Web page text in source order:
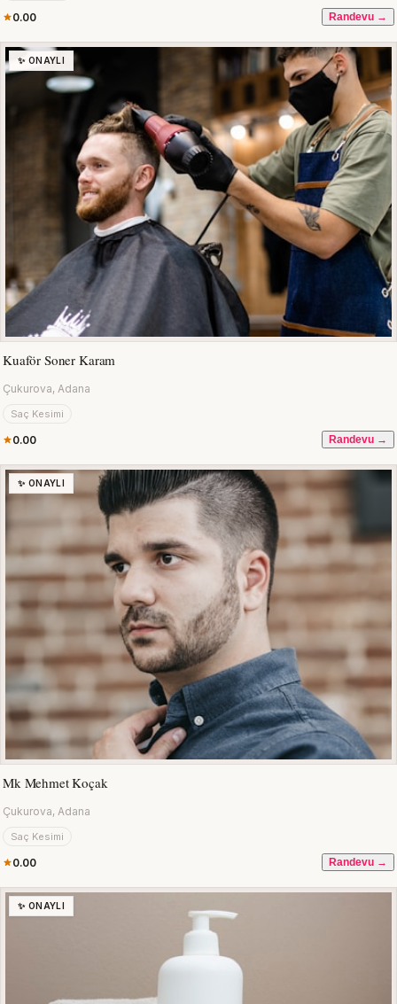
0.00 Randevu →
✨ ONAYLI
Kuaför Soner Karam
Çukurova, Adana
Saç Kesimi
0.00 Randevu →
✨ ONAYLI
Mk Mehmet Koçak
Çukurova, Adana
Saç Kesimi
0.00 Randevu →
✨ ONAYLI